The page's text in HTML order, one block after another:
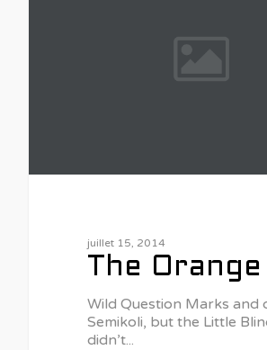
juillet 15, 2014
The Orange
Wild Question Marks and
Semikoli, but the Little
didn’t...